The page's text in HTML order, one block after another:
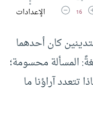
حجم الخط
16 تقليل حجم الخط
الإعدادات
كان أحدهما
المسألة محسومة؛
تتعدد آراؤنا ما